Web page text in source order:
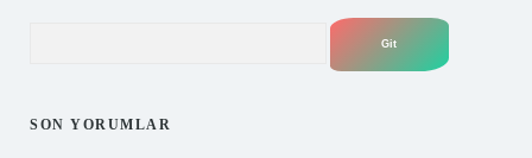
SON YORUMLAR